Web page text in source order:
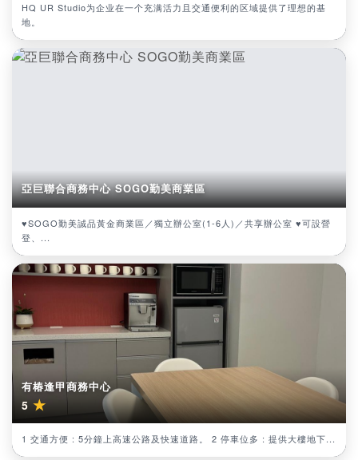
HQ UR Studio为企业在一个充满活力且交通便利的区域提供了理想的基
地。
亞巨聯合商務中心 SOGO勤美商業區
♥SOGO勤美誠品黃金商業區／獨立辦公室(1-6人)／共享辦公室 ♥可設營
登、...
有椿逢甲商務中心
5 ★
1 交通方便 : 5分鐘上高速公路及快速道路。 2 停車位多 : 提供大樓地下...